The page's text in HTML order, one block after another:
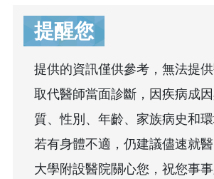
提醒您
提供的資訊僅供參考，無法提
取代醫師當面診斷，因疾病成
質、性別、年齡、家族病史和環
若有身體不適，仍建議儘速就
大學附設醫院關心您，祝您事事